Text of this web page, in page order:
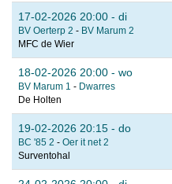
17-02-2026 20:00 - di
BV Oerterp 2 - BV Marum 2
MFC de Wier
18-02-2026 20:00 - wo
BV Marum 1 - Dwarres
De Holten
19-02-2026 20:15 - do
BC '85 2 - Oer it net 2
Surventohal